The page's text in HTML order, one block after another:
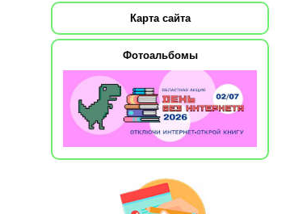
Карта сайта
Фотоальбомы